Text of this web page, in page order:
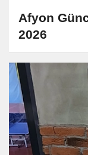
Afyon
2026